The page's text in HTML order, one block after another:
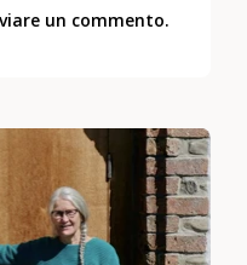
un commento.